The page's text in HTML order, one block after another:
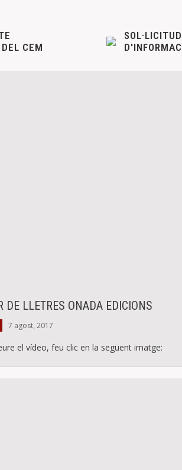
CEM
SOL·LICITUD
DE LLETRES ONADA EDICIONS
7 agost, 2017
el vídeo, feu clic en la següent imatge: